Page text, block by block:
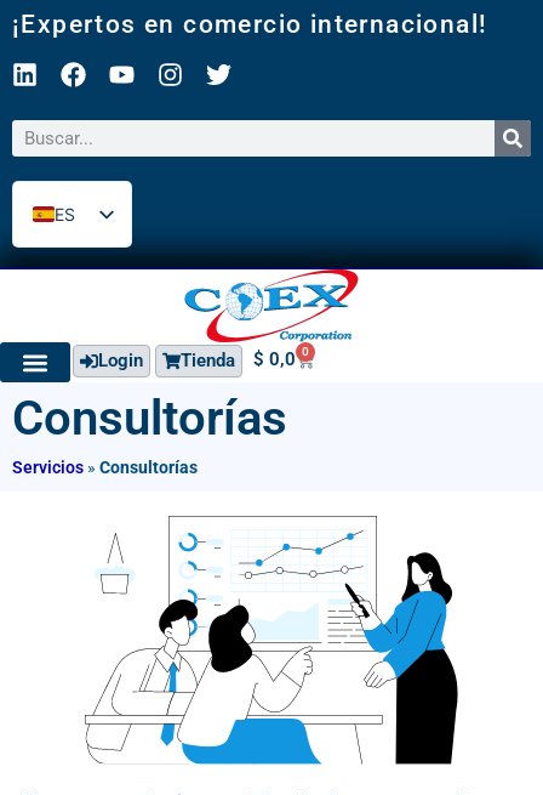
¡Expertos en comercio internacional!
ES
EN
Login Tienda $ 0,0 0
Consultorías
Servicios » Consultorías